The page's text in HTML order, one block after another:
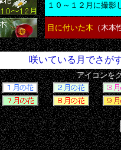
１０～１２月に撮影
目に付いた木 （木本
咲いている月でさが
アイコンを